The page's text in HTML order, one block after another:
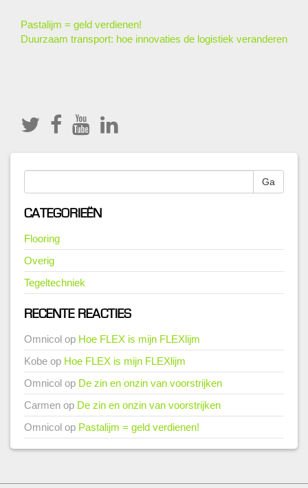
Other
Articles
Pastalijm = geld verdienen!
Duurzaam transport: hoe innovaties de logistiek veranderen
Ga
CATEGORIEËN
Flooring
Overig
Tegeltechniek
RECENTE REACTIES
Omnicol op Hoe FLEX is mijn FLEXlijm
Kobe op Hoe FLEX is mijn FLEXlijm
Omnicol op De zin en onzin van voorstrijken
Carmen op De zin en onzin van voorstrijken
Omnicol op Pastalijm = geld verdienen!